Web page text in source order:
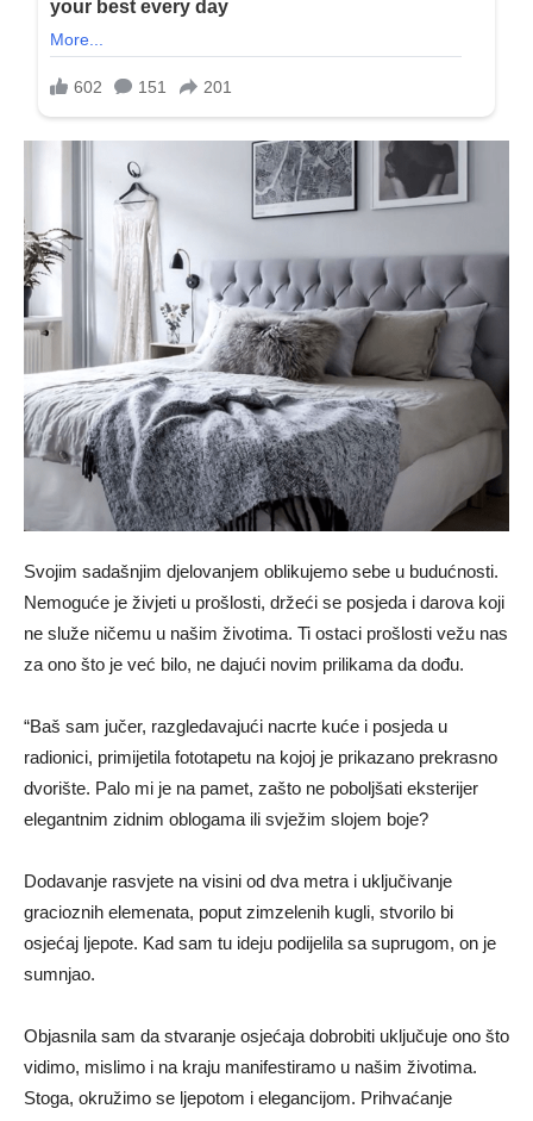
Svojim sadašnjim djelovanjem oblikujemo sebe u budućnosti.
Nemoguće je živjeti u prošlosti, držeći se posjeda i darova koji
ne služe ničemu u našim životima. Ti ostaci prošlosti vežu nas
za ono što je već bilo, ne dajući novim prilikama da dođu.
“Baš sam jučer, razgledavajući nacrte kuće i posjeda u
radionici, primijetila fototapetu na kojoj je prikazano prekrasno
dvorište. Palo mi je na pamet, zašto ne poboljšati eksterijer
elegantnim zidnim oblogama ili svježim slojem boje?
Dodavanje rasvjete na visini od dva metra i uključivanje
gracioznih elemenata, poput zimzelenih kugli, stvorilo bi
osjećaj ljepote. Kad sam tu ideju podijelila sa suprugom, on je
sumnjao.
Objasnila sam da stvaranje osjećaja dobrobiti uključuje ono što
vidimo, mislimo i na kraju manifestiramo u našim životima.
Stoga, okružimo se ljepotom i elegancijom. Prihvaćanje